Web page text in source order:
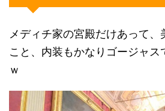
メディチ家の宮殿だけあって
こと、内装もかなりゴージャス
ｗ